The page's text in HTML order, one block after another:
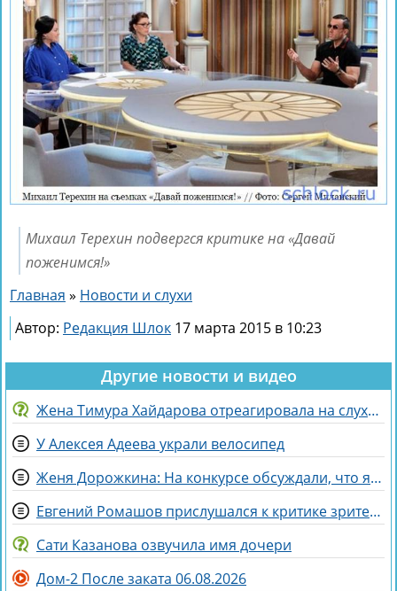
Михаил Терехин подвергся критике на «Давай
поженимся!»
Главная » Новости и слухи
Автор: Редакция Шлок 17 марта 2015 в 10:23
Другие новости и видео
Жена Тимура Хайдарова отреагировала на слухи о колдовстве
У Алексея Адеева украли велосипед
Женя Дорожкина: На конкурсе обсуждали, что я злая и мстительная
Евгений Ромашов прислушался к критике зрителей Дома 2 и сменил причёску
Сати Казанова озвучила имя дочери
Дом-2 После заката 06.08.2026